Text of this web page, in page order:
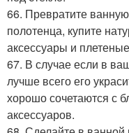
66. Превратите
полотенца, купите
аксессуары и
67. В случае если в
лучше всего его
хорошо сочетаются с
аксессуаров.